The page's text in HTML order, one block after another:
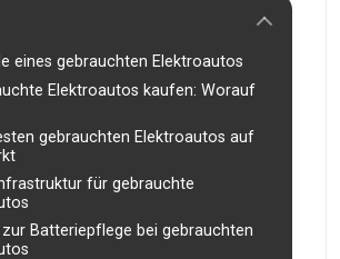
eines gebrauchten Elektroautos
Elektroautos kaufen: Worauf
gebrauchten Elektroautos auf
für gebrauchte
Batteriepflege bei gebrauchten